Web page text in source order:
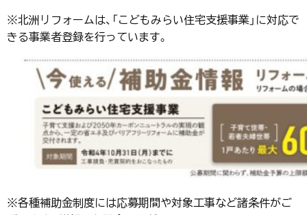
※北洲リフォームは、「こどもみらい住宅支援事業」に対応で
きる事業者登録を行っています。
※各種補助金制度には応募期間や対象工事など諸条件がご